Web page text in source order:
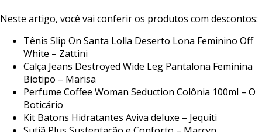
Neste artigo, você vai conferiros produtos com descontos:
Tênis Slip On Santa Lolla Deserto Lona Feminino Off
White – Zattini
Calça Jeans Destroyed Wide Leg Pantalona Feminina
Biotipo – Marisa
Perfume Coffee Woman Seduction Colônia 100ml – O
Boticário
Kit Batons Hidratantes Aviva deluxe – Jequiti